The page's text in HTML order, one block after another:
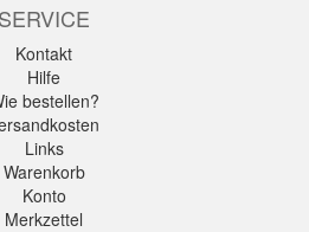
SERVICE
Kontakt
Hilfe
bestellen?
Links
Warenkorb
Konto
Merkzettel